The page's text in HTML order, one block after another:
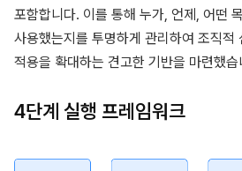
포함합니다. 이를 통해 누가, 언제, 어떤
사용했는지를 투명하게 관리하여 조직적
적용을 확대하는 견고한 기반을 마련했습
4단계 실행 프레임워크